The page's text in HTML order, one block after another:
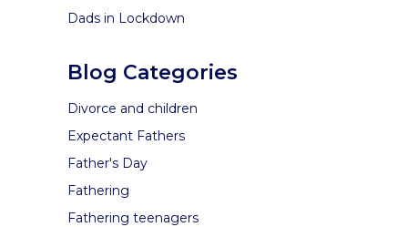
Dads in Lockdown
Blog Categories
Divorce and children
Expectant Fathers
Father's Day
Fathering
Fathering teenagers